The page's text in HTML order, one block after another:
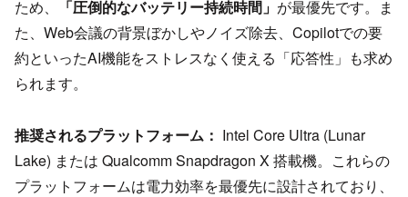
ため、
「圧倒的なバッテリー持続時間」 が最優先です。ま
た、Web会議の背景ぼかしやノイズ除去、Copilotでの要
約といったAI機能をストレスなく使える「応答性」も求め
られます。
推奨されるプラットフォーム： Intel Core Ultra (Lunar
Lake) または Qualcomm Snapdragon X 搭載機。これらの
プラットフォームは電力効率を最優先に設計されており、